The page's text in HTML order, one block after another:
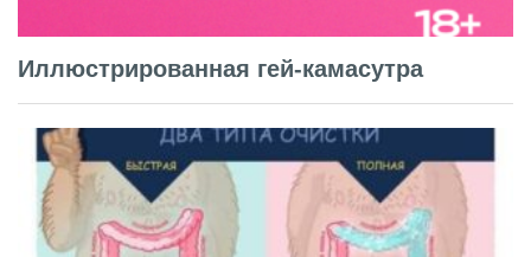
Иллюстрированная гей-камасутра